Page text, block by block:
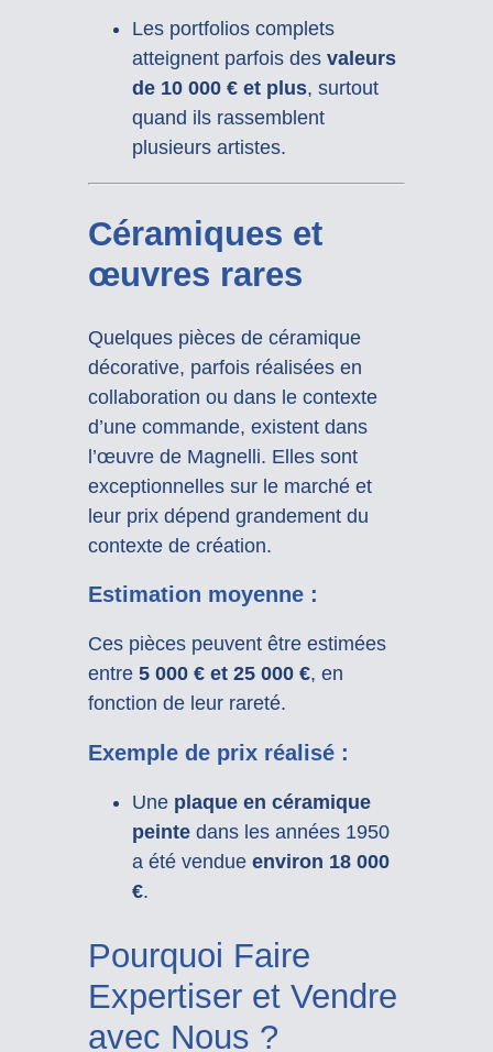
Les portfolios complets
atteignent parfois des valeurs
de 10 000 € et plus, surtout
quand ils rassemblent
plusieurs artistes.
Céramiques et
œuvres rares
Quelques pièces de céramique
décorative, parfois réalisées en
collaboration ou dans le contexte
d’une commande, existent dans
l’œuvre de Magnelli. Elles sont
exceptionnelles sur le marché et
leur prix dépend grandement du
contexte de création.
Estimation moyenne :
Ces pièces peuvent être estimées
entre 5 000 € et 25 000 €, en
fonction de leur rareté.
Exemple de prix réalisé :
Une plaque en céramique
peintedans les années 1950
a été vendue environ 18 000
€.
Pourquoi Faire
Expertiser et Vendre
avec Nous ?